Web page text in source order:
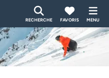
RECHERCHE FAVORIS MENU